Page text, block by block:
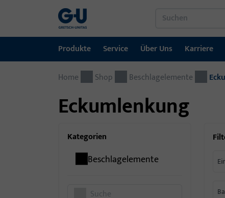
Produkte
Produkte
Fenstertechnik
Automatische Eingangsysteme
Montagematerial
Service
Service
Downloadportal
Über Uns
Über Uns
GU-Gruppe weltweit
Karriere
Karriere
Jobportal
Referenzen
Kontakt
Home Shop Beschlagelemente
Eckumlenkung
Kategorien
Beschlagelemente